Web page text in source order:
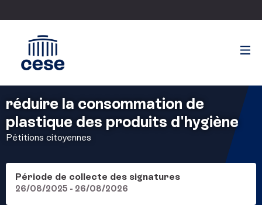
réduire la consommation de
plastique des produits d'hygiène
Pétitions citoyennes
Période de collecte des signatures
26/08/2025 - 26/08/2026